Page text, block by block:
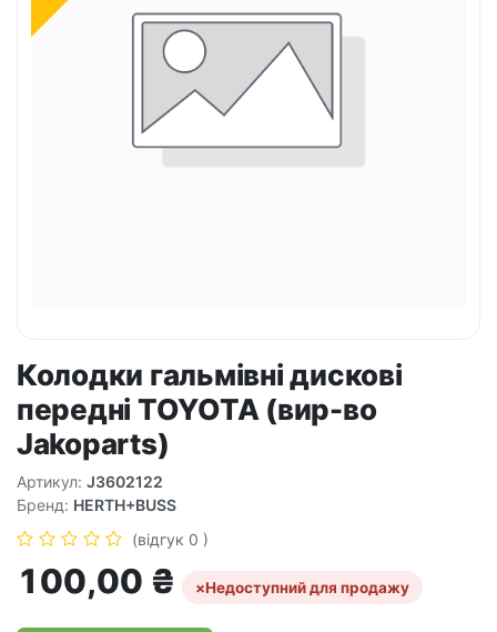
Колодки гальмівні дискові
передні TOYOTA (вир-во
Jakoparts)
Артикул: J3602122
Бренд: HERTH+BUSS
(відгук 0 )
100,00 ₴ ×Недоступний для продажу